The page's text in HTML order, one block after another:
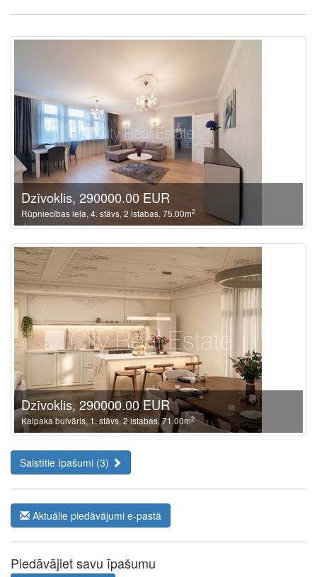
Dzīvoklis, 290000.00 EUR
Rūpniecības iela, 4. stāvs, 2 istabas, 75.00m2
Dzīvoklis, 290000.00 EUR
Kalpaka bulvāris, 1. stāvs, 2 istabas, 71.00m2
Saistītie īpašumi (3)
Aktuālie piedāvājumi e-pastā
Piedāvājiet savu īpašumu